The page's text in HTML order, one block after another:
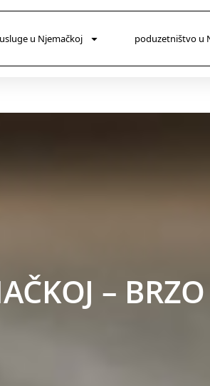
usluge u Njemačkoj poduzetništvo u
–